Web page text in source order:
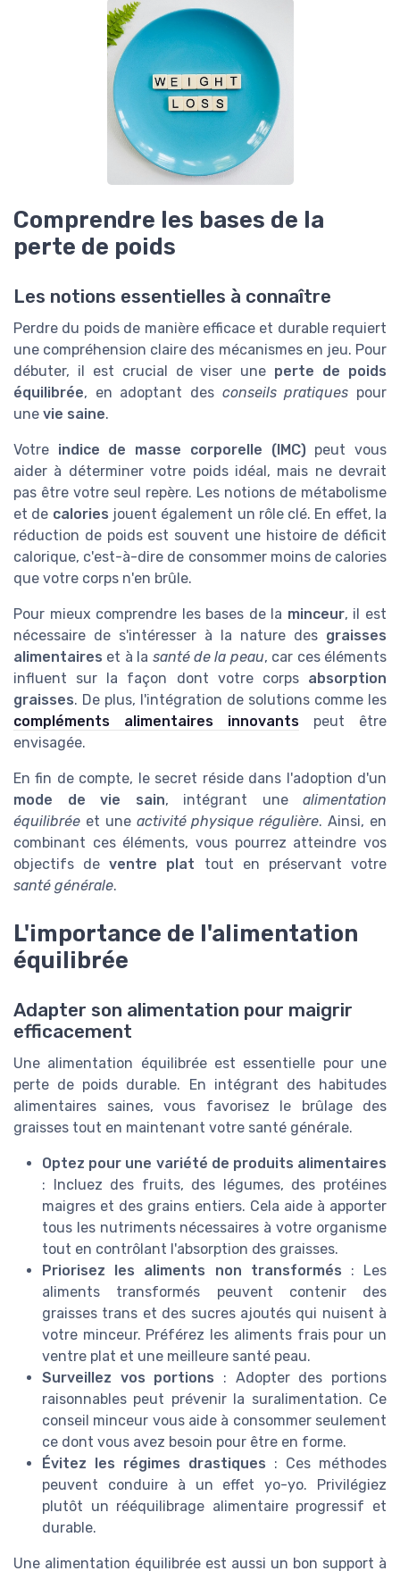
Comprendre les bases de la
perte de poids
Les notions essentielles à connaître
Perdre du poids de manière efficace et durable requiert
une compréhension claire des mécanismes en jeu. Pour
débuter, il est crucial de viser une perte de poids
équilibrée, en adoptant des conseils pratiques pour
une vie saine.
Votre indice de masse corporelle (IMC)peut vous
aider à déterminer votre poids idéal, mais ne devrait
pas être votre seul repère. Les notions de métabolisme
et de calories jouent également un rôle clé. En effet, la
réduction de poids est souvent une histoire de déficit
calorique, c'est-à-dire de consommer moins de calories
que votre corps n'en brûle.
Pour mieux comprendre les bases de la minceur, il est
nécessaire de s'intéresser à la nature des graisses
alimentaires et à la santé de la peau, car ces éléments
influent sur la façon dont votre corps absorption
graisses. De plus, l'intégration de solutions comme les
compléments alimentaires innovants peut être
envisagée.
En fin de compte, le secret réside dans l'adoption d'un
mode de vie sain, intégrant une alimentation
équilibrée et une activité physique régulière. Ainsi, en
combinant ces éléments, vous pourrez atteindre vos
objectifs deventre plat tout en préservant votre
santé générale.
L'importance de l'alimentation
équilibrée
Adapter son alimentation pour maigrir
efficacement
Une alimentation équilibrée est essentielle pour une
perte de poids durable. En intégrant des habitudes
alimentaires saines, vous favorisez le brûlage des
graisses tout en maintenant votre santé générale.
Optez pour une variété de produits alimentaires
: Incluez des fruits, des légumes, des protéines
maigres et des grains entiers. Cela aide à apporter
tous les nutriments nécessaires à votre organisme
tout en contrôlant l'absorption des graisses.
Priorisez les aliments non transformés : Les
aliments transformés peuvent contenir des
graisses trans et des sucres ajoutés qui nuisent à
votre minceur. Préférez les aliments frais pour un
ventre plat et une meilleure santé peau.
Surveillez vos portions : Adopter des portions
raisonnables peut prévenir la suralimentation. Ce
conseil minceur vous aide à consommer seulement
ce dont vous avez besoin pour être en forme.
Évitez les régimes drastiques : Ces méthodes
peuvent conduire à un effet yo-yo. Privilégiez
plutôt un rééquilibrage alimentaire progressif et
durable.
Une alimentation équilibrée est aussi un bon support à